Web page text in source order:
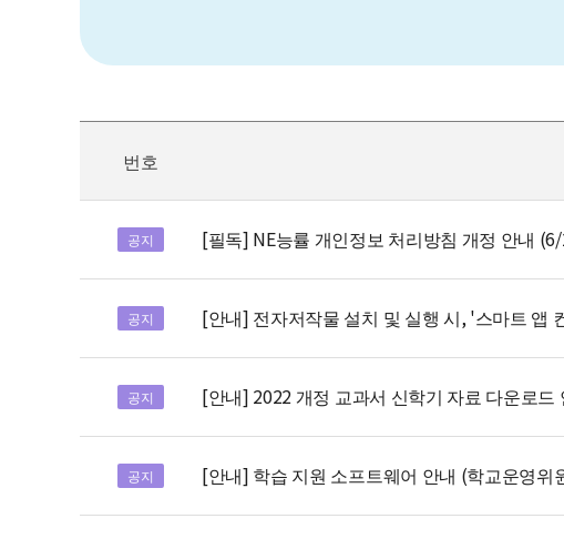
번호
공지 [필독] NE능률 개인정보 처리방침 개정 안내
공지 [안내] 전자저작물 설치 및 실행 시, '스마트 앱
공지 [안내] 2022 개정 교과서 신학기 자료 다운로드
공지 [안내] 학습 지원 소프트웨어 안내 (학교운영위